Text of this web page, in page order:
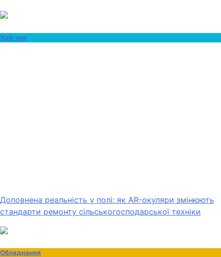
Хай-тек
Доповнена реальність у полі: як AR-окуляри змінюють
стандарти ремонту сільськогосподарської техніки
Обладнання